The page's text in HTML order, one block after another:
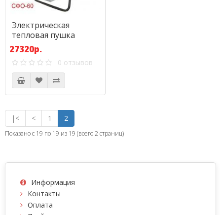
Электрическая
тепловая пушка
СФО-60 УМТ
27320р.
0 отзывов
|< < 1 2
Показано с 19 по 19 из 19 (всего 2 страниц)
Информация
Контакты
Оплата